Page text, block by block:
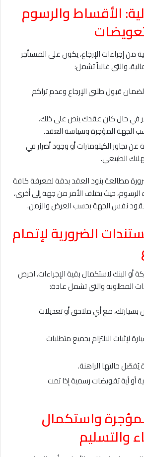
الأقساط والرسوم
من إجراءات الإرجاع، يكون على المستأجر
والتي غالباً تشمل:
قبول طلبي الإرجاع وعدم تراكم
في حال كان عقدك ينص على ذلك،
الجهة المؤجرة وسياسة العقد.
تجاوز الكيلومترات أو وجود أضرار في
الطبيعي.
مطالعة بنود العقد بدقة لمعرفة كافة
حيث يختلف الأمر من جهة إلى أخرى،
عقود نفس الجهة بحسب العرض والزمن.
الضرورية لإتمام
أو البنك لاستكمال بقية الإجراءات، احرص
المطلوبة والتي تشمل عادة:
بسيارتك، مع أي ملاحق أو تعديلات
لإثبات الالتزام بجميع متطلبات
حالتها الراهنة.
أو أية تفويضات رسمية إذا تمت
واستكمال
والتسليم